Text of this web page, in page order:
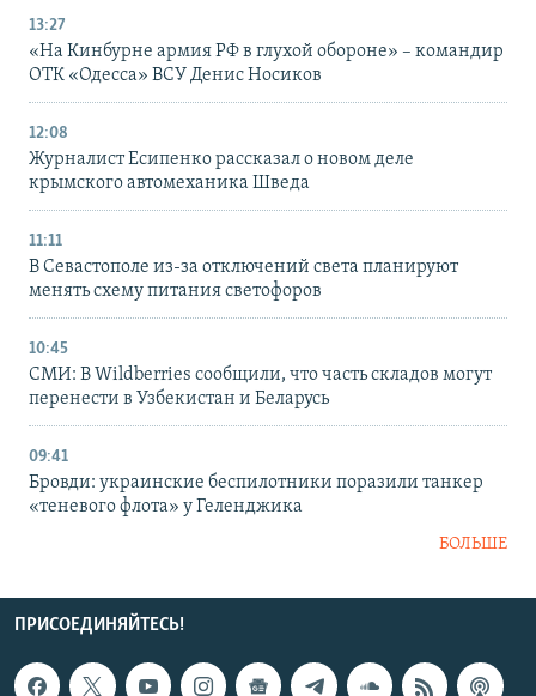
13:27
«На Кинбурне армия РФ в глухой обороне» – командир
ОТК «Одесса» ВСУ Денис Носиков
12:08
Журналист Есипенко рассказал о новом деле
крымского автомеханика Шведа
11:11
В Севастополе из-за отключений света планируют
менять схему питания светофоров
10:45
СМИ: В Wildberries сообщили, что часть складов могут
перенести в Узбекистан и Беларусь
09:41
Бровди: украинские беспилотники поразили танкер
«теневого флота» у Геленджика
БОЛЬШЕ
ПРИСОЕДИНЯЙТЕСЬ!